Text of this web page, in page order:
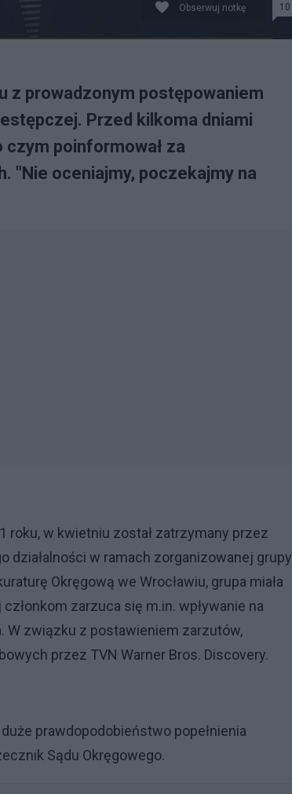
Obserwuj notkę 10
z prowadzonym postępowaniem
Przed kilkoma dniami
poinformował za
"Nie oceniajmy, poczekajmy na
roku, w kwietniu został zatrzymany przez
działalności w ramach zorganizowanej grupy
Okręgową we Wrocławiu, grupa miała
zarzuca się m.in. wpływanie na
W związku z postawieniem zarzutów,
przez TVN Warner Bros. Discovery.
prawdopodobieństwo popełnienia
Sądu Okręgowego.